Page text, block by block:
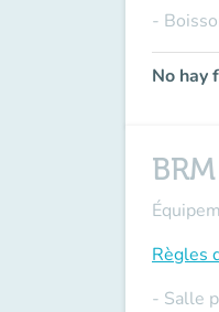
-
No hay
Règles
- Salle